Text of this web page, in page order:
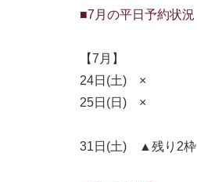
■7月の平日予約状況
【7月】
24日(土) ×
25日(日) ×
31日(土) ▲残り2枠